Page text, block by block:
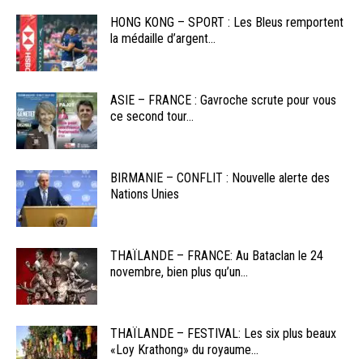
HONG KONG – SPORT : Les Bleus remportent
la médaille d’argent...
ASIE – FRANCE : Gavroche scrute pour vous
ce second tour...
BIRMANIE – CONFLIT : Nouvelle alerte des
Nations Unies
THAÏLANDE – FRANCE: Au Bataclan le 24
novembre, bien plus qu’un...
THAÏLANDE – FESTIVAL: Les six plus beaux
«Loy Krathong» du royaume...